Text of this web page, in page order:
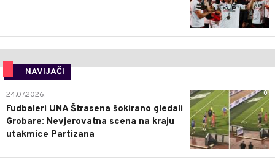
NAVIJAČI
0
24.07.2026.
Fudbaleri UNA Štrasena šokirano gledali
Grobare: Nevjerovatna scena na kraju
utakmice Partizana